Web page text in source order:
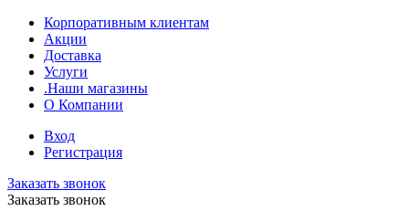
Корпоративным клиентам
Акции
Доставка
Услуги
.Наши магазины
О Компании
Вход
Регистрация
Заказать звонок
Заказать звонок